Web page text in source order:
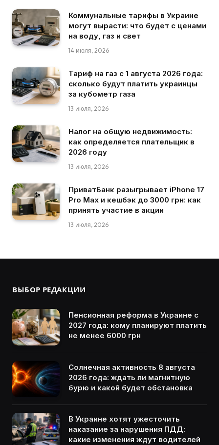
Коммунальные тарифы в Украине
могут вырасти: что будет с ценами
на воду, газ и свет
14 июля, 2026
Тариф на газ с 1 августа 2026 года:
сколько будут платить украинцы
за кубометр газа
13 июля, 2026
Налог на общую недвижимость:
как определяется плательщик в
2026 году
13 июля, 2026
ПриватБанк разыгрывает iPhone 17
Pro Max и кешбэк до 3000 грн: как
принять участие в акции
13 июля, 2026
ВЫБОР РЕДАКЦИИ
Пенсионная реформа в Украине с
2027 года: кому планируют платить
не менее 6000 грн
Солнечная активность 8 августа
2026 года: ждать ли магнитную
бурю и какой будет обстановка
В Украине хотят ужесточить
наказание за нарушения ПДД:
какие изменения ждут водителей